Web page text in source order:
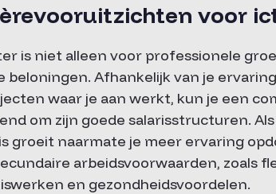
voor
is niet alleen voor professionele
Afhankelijk van je
waar je aan werkt, kun je een
om zijn goede salarisstructuren.
groeit naarmate je meer ervaring
arbeidsvoorwaarden, zoals
en gezondheidsvoordelen.